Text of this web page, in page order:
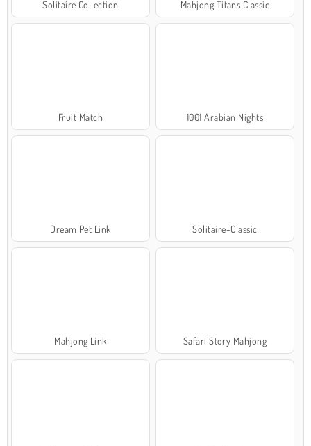
Solitaire Collection Mahjong Titans Classic
Fruit Match 1001 Arabian Nights
Dream Pet Link Solitaire-Classic
Mahjong Link Safari Story Mahjong